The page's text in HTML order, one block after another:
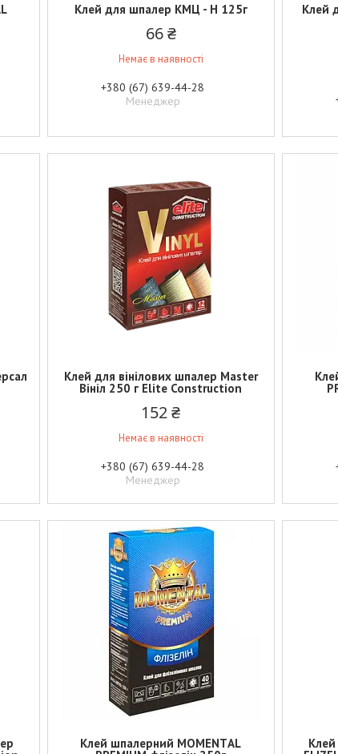
Клей для шпалер КМЦ - Н 125г
66 ₴
Немає в наявності
+380 (67) 639-44-28
Менеджер
Клей
Клей для вінілових шпалер Master
Вініл 250 г Elite Construction
152 ₴
Немає в наявності
+380 (67) 639-44-28
Менеджер
Клей шпалерний МОМЕNТAL